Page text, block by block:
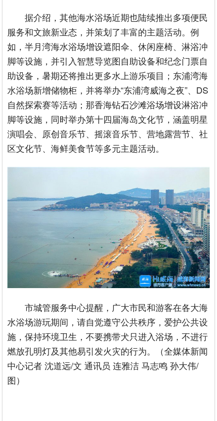
据介绍，其他海水浴场近期也陆续推出多项便民
服务和文旅新业态，并策划了丰富的主题活动。例
如，半月湾海水浴场增设遮阳伞、休闲座椅、淋浴冲
脚等设施，并引入智慧导览图自助设备和纪念门票自
助设备，暑期还将推出更多水上游乐项目；东浦湾海
水浴场新增储物柜，并将举办“东浦湾威海之夜”、DS
自然探索赛等活动；那香海钻石沙滩浴场增设淋浴冲
脚等设施，同时举办第十四届海岛文化节，涵盖明星
演唱会、原创音乐节、摇滚音乐节、营地露营节、社
区文化节、海鲜美食节等多元主题活动。
市城管服务中心提醒，广大市民和游客在各大海
水浴场游玩期间，请自觉遵守公共秩序，爱护公共设
施，保持环境卫生，不要携带犬只进入浴场，不进行
燃放孔明灯及其他易引发火灾的行为。（全媒体新闻
中心记者 沈道远/文 通讯员 连雅洁 马志鸣 孙大伟/
图）